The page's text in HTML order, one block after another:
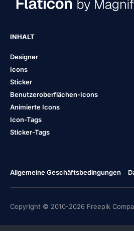
INHALT
Designer
Icons
Sticker
Benutzeroberflächen-Icons
Animierte Icons
Icon-Tags
Sticker-Tags
Allgemeine Geschäftsbedingungen
Copyright © 2010-2026 Freepik